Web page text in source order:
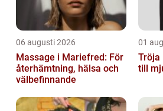
06 augusti 2026
Massage i Mariefred: För
återhämtning, hälsa och
välbefinnande
01
Tröja
till